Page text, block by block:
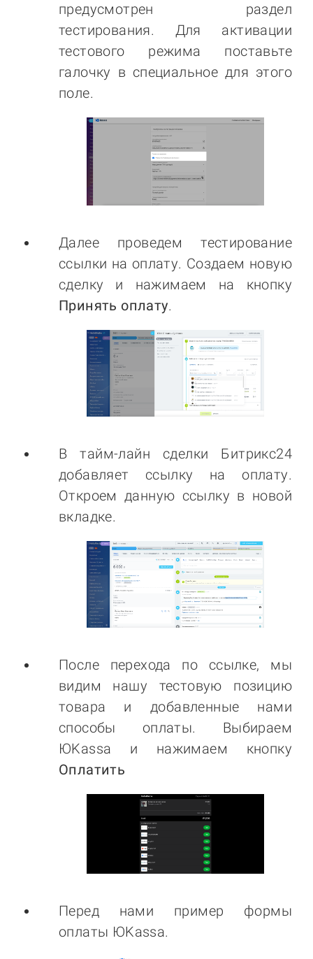
предусмотрен раздел
тестирования. Для активации
тестового режима поставьте
галочку в специальное для этого
поле.
Далее проведем тестирование
ссылки на оплату. Создаем новую
сделку и нажимаем на кнопку
Принять оплату.
В тайм-лайн сделки Битрикс24
добавляет ссылку на оплату.
Откроем данную ссылку в новой
вкладке.
После перехода по ссылке, мы
видим нашу тестовую позицию
товара и добавленные нами
способы оплаты. Выбираем
ЮKassa и нажимаем кнопку
Оплатить
Перед нами пример формы
оплаты ЮKassa.